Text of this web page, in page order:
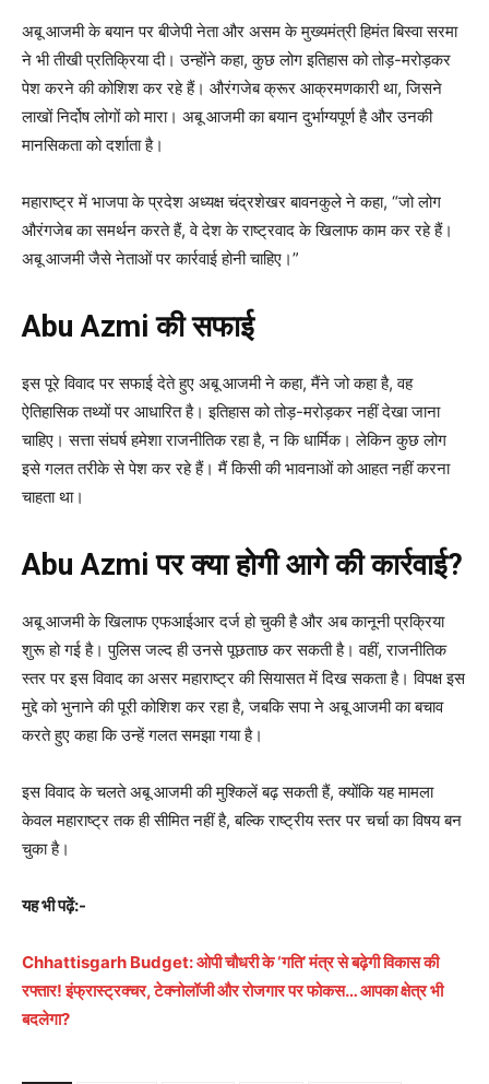
अबू आजमी के बयान पर बीजेपी नेता और असम के मुख्यमंत्री हिमंत बिस्वा सरमा
ने भी तीखी प्रतिक्रिया दी। उन्होंने कहा, कुछ लोग इतिहास को तोड़-मरोड़कर
पेश करने की कोशिश कर रहे हैं। औरंगजेब क्रूर आक्रमणकारी था, जिसने
लाखों निर्दोष लोगों को मारा। अबू आजमी का बयान दुर्भाग्यपूर्ण है और उनकी
मानसिकता को दर्शाता है।
महाराष्ट्र में भाजपा के प्रदेश अध्यक्ष चंद्रशेखर बावनकुले ने कहा, “जो लोग
औरंगजेब का समर्थन करते हैं, वे देश के राष्ट्रवाद के खिलाफ काम कर रहे हैं।
अबू आजमी जैसे नेताओं पर कार्रवाई होनी चाहिए।”
Abu Azmi की सफाई
इस पूरे विवाद पर सफाई देते हुए अबू आजमी ने कहा, मैंने जो कहा है, वह
ऐतिहासिक तथ्यों पर आधारित है। इतिहास को तोड़-मरोड़कर नहीं देखा जाना
चाहिए। सत्ता संघर्ष हमेशा राजनीतिक रहा है, न कि धार्मिक। लेकिन कुछ लोग
इसे गलत तरीके से पेश कर रहे हैं। मैं किसी की भावनाओं को आहत नहीं करना
चाहता था।
Abu Azmi पर क्या होगी आगे की कार्रवाई?
अबू आजमी के खिलाफ एफआईआर दर्ज हो चुकी है और अब कानूनी प्रक्रिया
शुरू हो गई है। पुलिस जल्द ही उनसे पूछताछ कर सकती है। वहीं, राजनीतिक
स्तर पर इस विवाद का असर महाराष्ट्र की सियासत में दिख सकता है। विपक्ष इस
मुद्दे को भुनाने की पूरी कोशिश कर रहा है, जबकि सपा ने अबू आजमी का बचाव
करते हुए कहा कि उन्हें गलत समझा गया है।
इस विवाद के चलते अबू आजमी की मुश्किलें बढ़ सकती हैं, क्योंकि यह मामला
केवल महाराष्ट्र तक ही सीमित नहीं है, बल्कि राष्ट्रीय स्तर पर चर्चा का विषय बन
चुका है।
यह भी पढ़ें:-
Chhattisgarh Budget: ओपी चौधरी के ‘गति’ मंत्र से बढ़ेगी विकास की
रफ्तार! इंफ्रास्ट्रक्चर, टेक्नोलॉजी और रोजगार पर फोकस… आपका क्षेत्र भी
बदलेगा?